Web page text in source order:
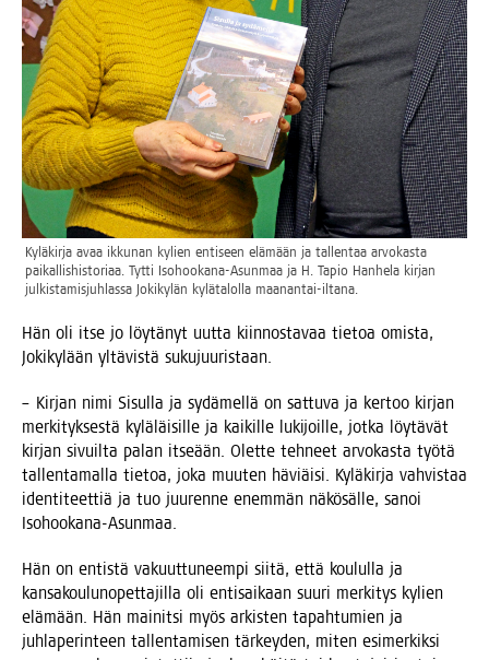
Kylä­kir­ja avaa ikku­nan kylien enti­seen elä­mään ja tal­len­taa arvo­kas­ta
pai­kal­lis­his­to­ri­aa. Tyt­ti Iso­hoo­ka­na-Asun­maa ja H. Tapio Han­he­la kir­jan
jul­kis­ta­mis­juh­las­sa Joki­ky­län kylä­ta­lol­la maanantai-iltana.
Hän oli itse jo löy­tä­nyt uut­ta kiin­nos­ta­vaa tie­toa omis­ta,
Joki­ky­lään yltä­vis­tä sukujuuristaan.
– Kir­jan nimi Sisul­la ja sydä­mel­lä on sat­tu­va ja ker­too kir­jan
mer­ki­tyk­ses­tä kylä­läi­sil­le ja kai­kil­le luki­joil­le, jot­ka löy­tä­vät
kir­jan sivuil­ta palan itse­ään. Olet­te teh­neet arvo­kas­ta työ­tä
tal­len­ta­mal­la tie­toa, joka muu­ten häviäi­si. Kylä­kir­ja vah­vis­taa
iden­ti­teet­tiä ja tuo juu­ren­ne enem­män näkö­säl­le, sanoi
Isohookana-Asunmaa.
Hän on entis­tä vakuut­tu­neem­pi sii­tä, että kou­lul­la ja
kan­sa­kou­lun­opet­ta­jil­la oli enti­sai­kaan suu­ri mer­ki­tys kylien
elä­mään. Hän mai­nit­si myös arkis­ten tapah­tu­mien ja
juh­la­pe­rin­teen tal­len­ta­mi­sen tär­key­den, miten esi­mer­kik­si